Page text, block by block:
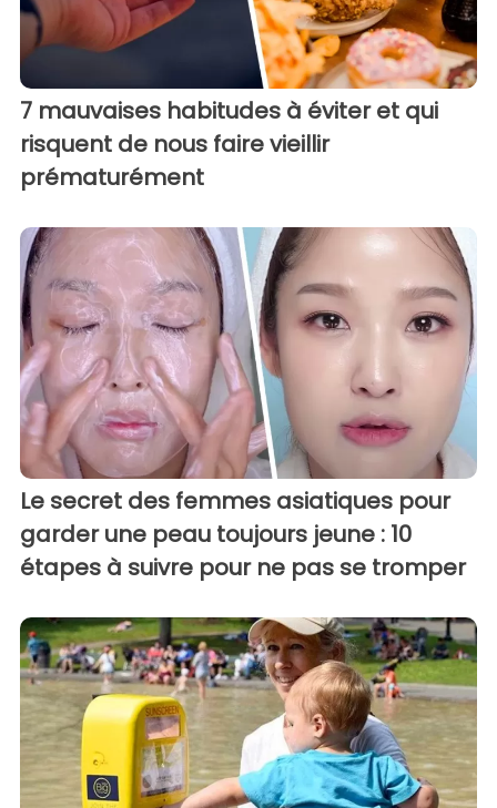
7 mauvaises habitudes à éviter et qui
risquent de nous faire vieillir
prématurément
Le secret des femmes asiatiques pour
garder une peau toujours jeune : 10
étapes à suivre pour ne pas se tromper